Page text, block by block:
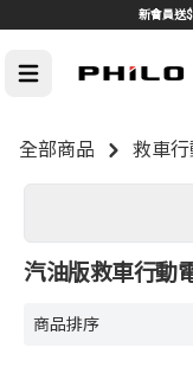
新會員送
全部商品 救車
汽油版救車行動
熱門汽車